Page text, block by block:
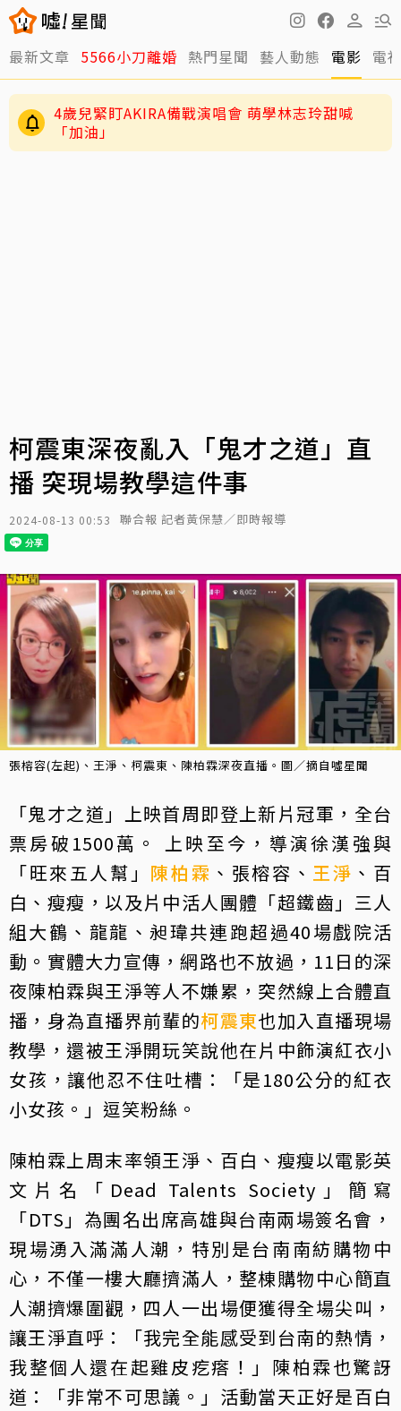
最新文章 5566小刀離婚 熱門星聞 藝人動態 電影 電
4歲兒緊盯AKIRA備戰演唱會 萌學林志玲甜喊
「加油」
柯震東深夜亂入「鬼才之道」直
播 突現場教學這件事
2024-08-13 00:53 聯合報 記者黃保慧／即時報導
張榕容(左起)、王淨、柯震東、陳柏霖深夜直播。圖／摘自噓星聞
「鬼才之道」上映首周即登上新片冠軍，全台
票房破1500萬。 上映至今，導演徐漢強與
「旺來五人幫」 陳柏霖 、張榕容、 王淨 、百
白、瘦瘦，以及片中活人團體「超鐵齒」三人
組大鶴、龍龍、昶瑋共連跑超過40場戲院活
動。實體大力宣傳，網路也不放過，11日的深
夜陳柏霖與王淨等人不嫌累，突然線上合體直
播，身為直播界前輩的柯震東也加入直播現場
教學，還被王淨開玩笑說他在片中飾演紅衣小
女孩，讓他忍不住吐槽：「是180公分的紅衣
小女孩。」逗笑粉絲。
陳柏霖上周末率領王淨、百白、瘦瘦以電影英
文片名「Dead Talents Society」簡寫
「DTS」為團名出席高雄與台南兩場簽名會，
現場湧入滿滿人潮，特別是台南南紡購物中
心，不僅一樓大廳擠滿人，整棟購物中心簡直
人潮擠爆圍觀，四人一出場便獲得全場尖叫，
讓王淨直呼：「我完全能感受到台南的熱情，
我整個人還在起雞皮疙瘩！」陳柏霖也驚訝
道：「非常不可思議。」活動當天正好是百白